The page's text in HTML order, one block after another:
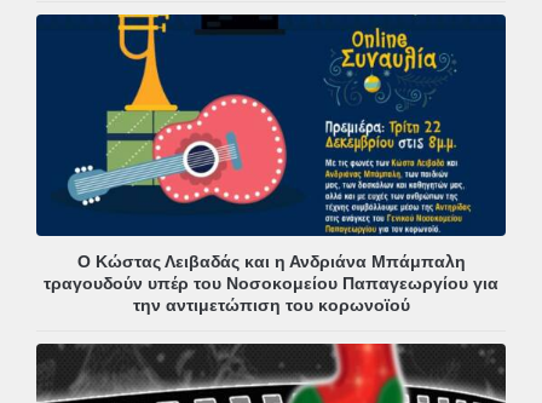
Ο Κώστας Λειβαδάς και η Ανδριάνα Μπάμπαλη
τραγουδούν υπέρ του Νοσοκομείου Παπαγεωργίου για
την αντιμετώπιση του κορωνοϊού